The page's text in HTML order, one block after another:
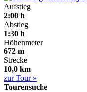
Aufstieg
2:00 h
Abstieg
1:30 h
Höhenmeter
672 m
Strecke
10,0 km
zur Tour »
Tourensuche